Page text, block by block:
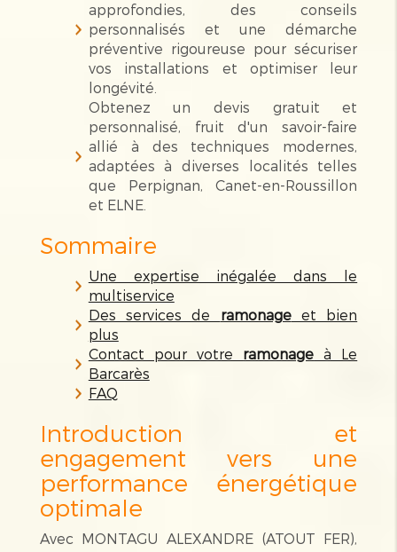
approfondies, des conseils
personnalisés et une démarche
préventive rigoureuse pour sécuriser
vos installations et optimiser leur
longévité.
Obtenez un devis gratuit et
personnalisé, fruit d'un savoir-faire
allié à des techniques modernes,
adaptées à diverses localités telles
que Perpignan, Canet-en-Roussillon
et ELNE.
Sommaire
Une expertise inégalée dans le
multiservice
Des services de ramonageet bien
plus
Contact pour votre ramonage à Le
Barcarès
FAQ
Introduction et
engagement vers une
performance énergétique
optimale
Avec MONTAGU ALEXANDRE (ATOUT FER),